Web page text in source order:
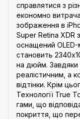
справлятися з
економно
зображення в
Super Retina XDR
оснащений OLED-
становить
на дюйм. Завдяки
реалістичним, а
відтінки. Крім
Технології True
гами, що
покриття, що